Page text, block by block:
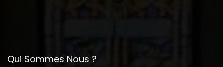
Qui Sommes Nous ?